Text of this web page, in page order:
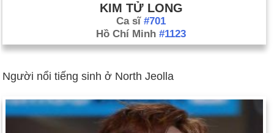
KIM TỬ LONG
Ca sĩ #701
Hồ Chí Minh #1123
Người nổi tiếng sinh ở North Jeolla